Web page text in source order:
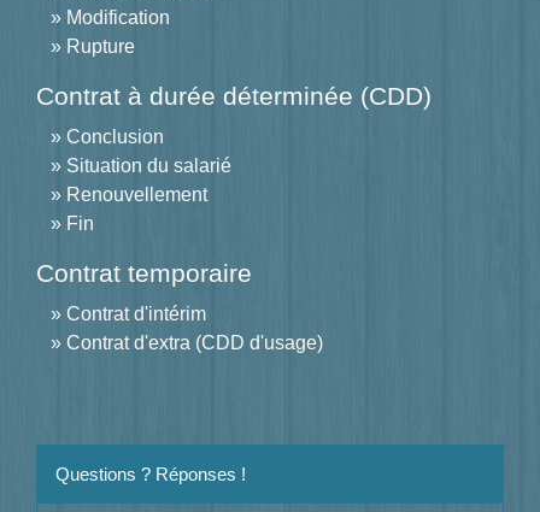
Modification
Rupture
Contrat à durée déterminée (CDD)
Conclusion
Situation du salarié
Renouvellement
Fin
Contrat temporaire
Contrat d'intérim
Contrat d'extra (CDD d'usage)
Questions ? Réponses !